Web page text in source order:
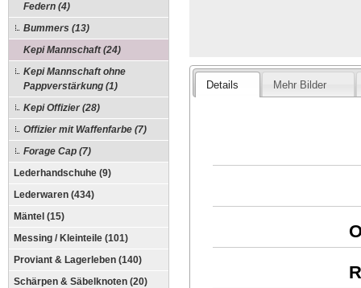
Federn (4)
Bummers (13)
Kepi Mannschaft (24)
Kepi Mannschaft ohne
Pappverstärkung (1)
Kepi Offizier (28)
Offizier mit Waffenfarbe (7)
Forage Cap (7)
Lederhandschuhe (9)
Lederwaren (434)
Mäntel (15)
Messing / Kleinteile (101)
Proviant & Lagerleben (140)
Schärpen & Säbelknoten (20)
Details Mehr Bilder